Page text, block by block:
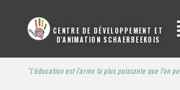
CENTRE DE DÉVELOPPEMENT ET
D'ANIMATION SCHAERBEEKOIS
"L'éducation est l'arme la plus puissante que l'on